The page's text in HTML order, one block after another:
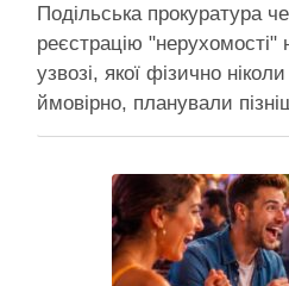
Подільська прокуратура
реєстрацію
узвозі, якої фізично
ймовірно, планували
обслуговування"
за допомогою якої ділки,
забудувати зелені схили
прокуратура міста Києва